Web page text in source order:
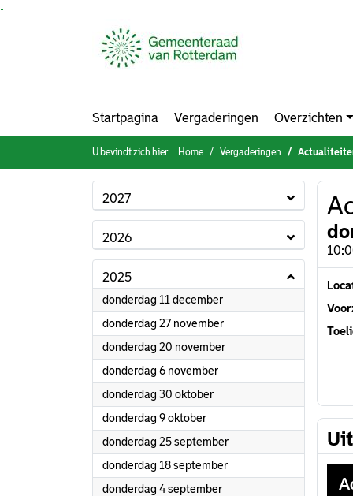
Startpagina Vergaderingen Overzichten
U bevindt zich hier: Home Vergaderingen
2027
2026
2025
donderdag 11 december2025
donderdag 27 november2025
donderdag 20 november2025
donderdag 6 november2025
donderdag 30 oktober2025
donderdag 9 oktober2025
donderdag 25 september2025
donderdag 18 september2025
donderdag 4 september2025